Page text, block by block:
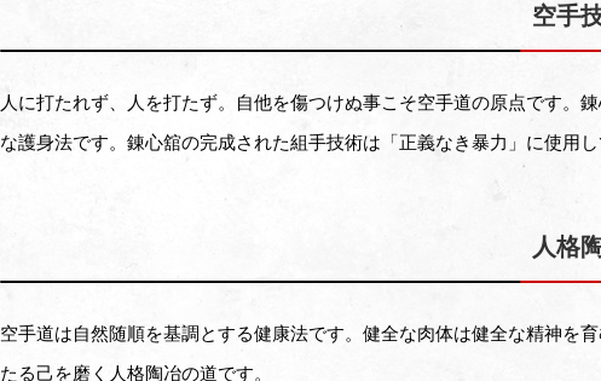
空手
人に打たれず、人を打たず。自他を傷つけぬ事こそ空手道の原点です。
な護身法です。錬心舘の完成された組手技術は「正義なき暴力」に使用し
人格
空手道は自然随順を基調とする健康法です。健全な肉体は健全な精神を
たる己を磨く人格陶冶の道です。